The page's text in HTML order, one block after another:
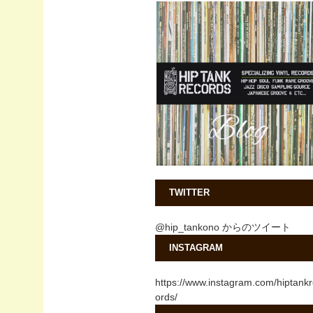
TWITTER
@hip_tankono からのツイート
INSTAGRAM
https://www.instagram.com/
ords/